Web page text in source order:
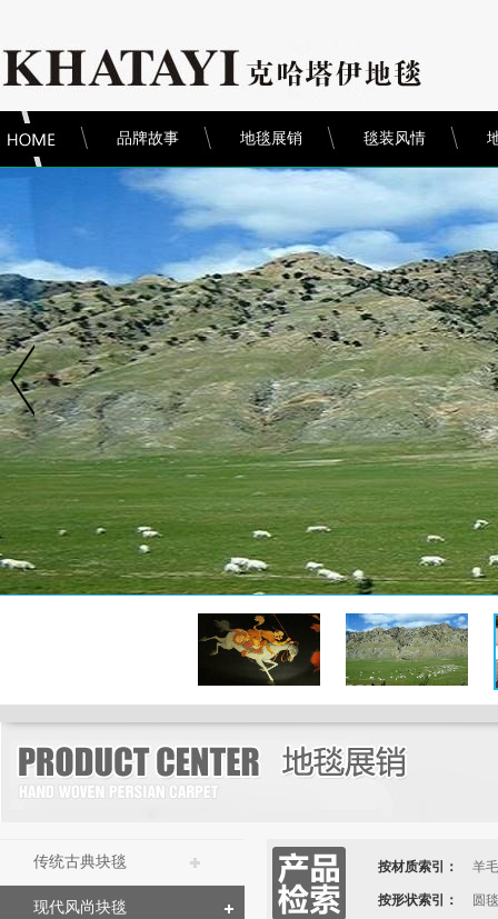
品牌故事 地毯展销 毯装风情
传统古典块毯
现代风尚块毯
按材质索引： 羊
按形状索引： 圆毯